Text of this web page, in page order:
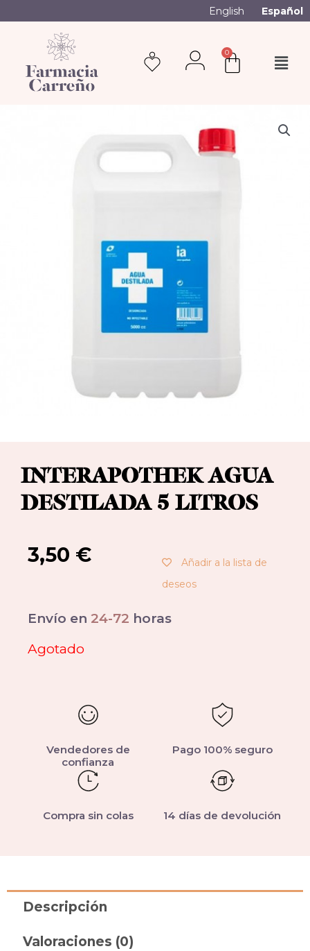
English Español
0
INTERAPOTHEK AGUA
DESTILADA 5 LITROS
3,50 €
Añadir a la lista de
deseos
Envío en 24-72 horas
Agotado
Vendedores de
confianza
Pago 100% seguro
Compra sin colas 14 días de devolución
Descripción
Valoraciones (0)